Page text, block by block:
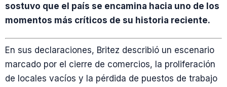
sostuvo que el país se encamina hacia uno de los
momentos más críticos de su historia reciente.
En sus declaraciones, Britez describió un escenario
marcado por el cierre de comercios, la proliferación
de locales vacíos y la pérdida de puestos de trabajo